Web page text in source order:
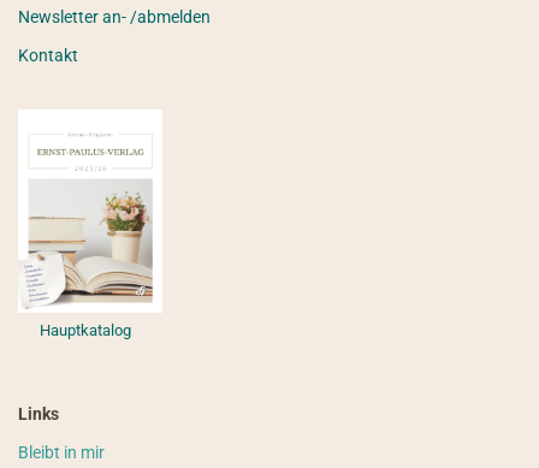
Newsletter an- /abmelden
Kontakt
Hauptkatalog
Links
Bleibt in mir